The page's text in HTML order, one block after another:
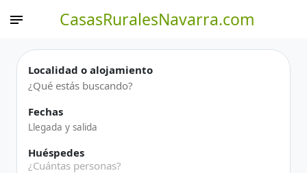
CasasRuralesNavarra.com
Localidad o alojamiento
Fechas
Huéspedes
¿Cuántas personas?